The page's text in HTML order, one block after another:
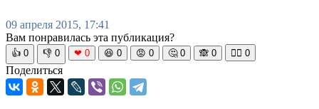
09 апреля 2015, 17:41
Вам понравилась эта публикация?
👍 0 👎 0 ❤ 0 😆 0 😡 0 🤔 0 🙈 0 🧘‍♀️ 0
Поделиться